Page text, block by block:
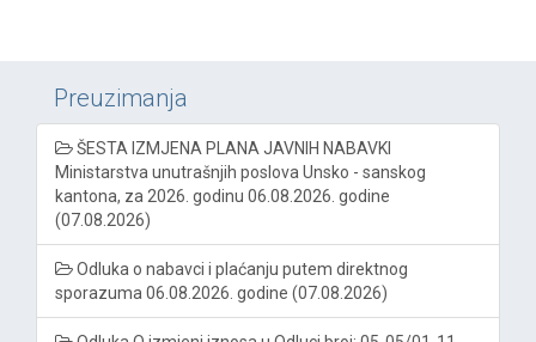
Preuzimanja
ŠESTA IZMJENA PLANA JAVNIH NABAVKI
Ministarstva unutrašnjih poslova Unsko - sanskog
kantona, za 2026. godinu 06.08.2026. godine
(07.08.2026)
Odluka o nabavci i plaćanju putem direktnog
sporazuma 06.08.2026. godine (07.08.2026)